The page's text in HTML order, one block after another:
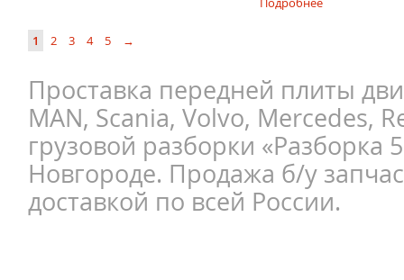
1 2 3 4 5 →
Проставка передней плиты
MAN, Scania, Volvo, Mercedes,
грузовой разборки «Разборка
Новгороде. Продажа б/у
доставкой по всей России.